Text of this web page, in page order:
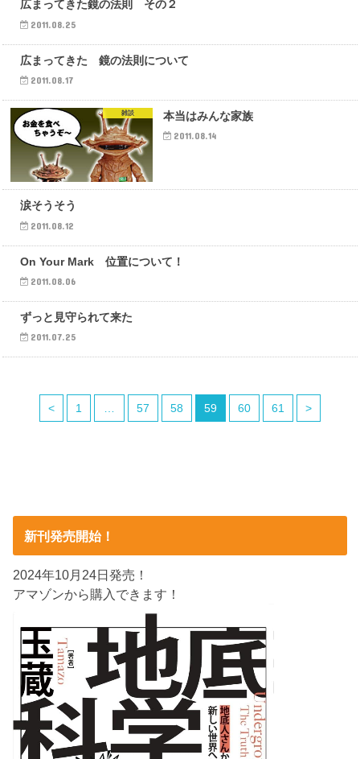
広まってきた鏡の法則 その２
2011.08.25
雑談
広まってきた 鏡の法則について
2011.08.17
雑談 本当はみんな家族
2011.08.14
涙そうそう
2011.08.12
雑談
On Your Mark 位置について！
2011.08.06
雑談
ずっと見守られて来た
2011.07.25
< 1 57 58 59 60 61 >
新刊発売開始！
2024年10月24日発売！
アマゾンから購入できます！